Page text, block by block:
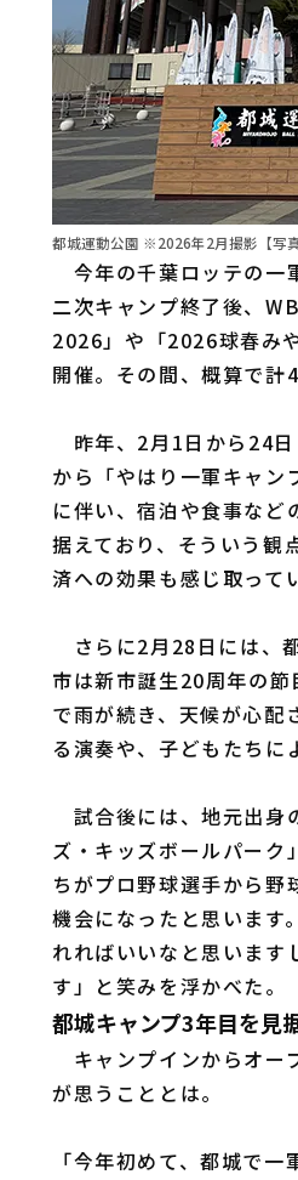
都城運動公園 ※2026年2月撮影【写
今年の千葉ロッテの一
二次キャンプ終了後、
2026」や「2026球春み
開催。その間、概算で計
昨年、2月1日から24
から「やはり一軍キャン
に伴い、宿泊や食事など
据えており、そういう観
済への効果も感じ取って
さらに2月28日には、
市は新市誕生20周年の
で雨が続き、天候が心配
る演奏や、子どもたちに
試合後には、地元出身
ズ・キッズボールパーク
ちがプロ野球選手から野
機会になったと思います
れればいいなと思います
す」と笑みを浮かべた。
都城キャンプ3年目を見
キャンプインからオー
が思うこととは。
「今年初めて、都城で